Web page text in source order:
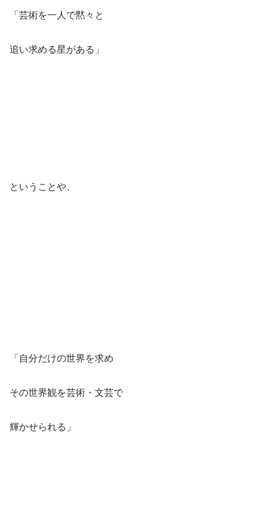
「芸術を一人で黙々と
追い求める星がある」
ということや、
「自分だけの世界を求め
その世界観を芸術・文芸で
輝かせられる」